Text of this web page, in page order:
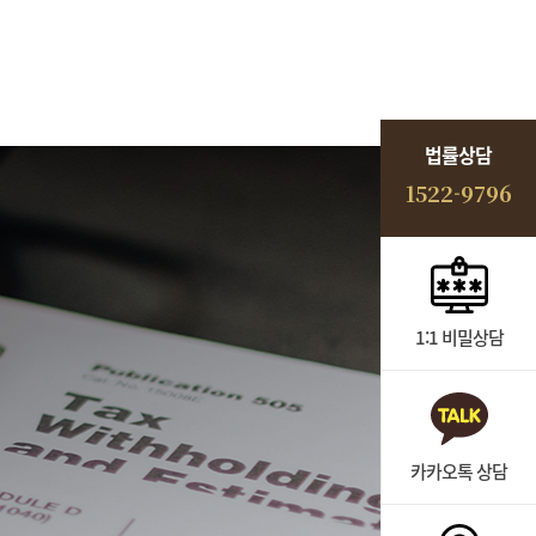
법률상담
1522-9796
1:1 비밀상담
카카오톡 상담